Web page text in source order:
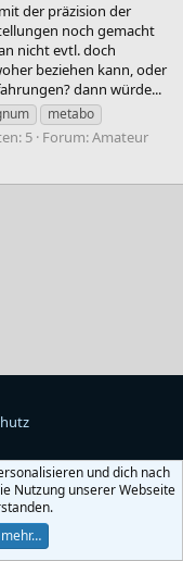
der präzision der
noch gemacht
nicht evtl. doch
beziehen kann, oder
dann würde...
metabo
5 Forum:Amateur
und dich nach
Nutzung unserer Webseite